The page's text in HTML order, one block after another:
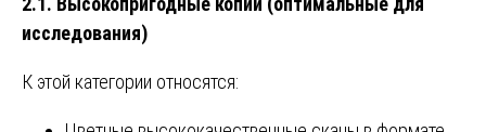
исследования)
К этой категории относятся: